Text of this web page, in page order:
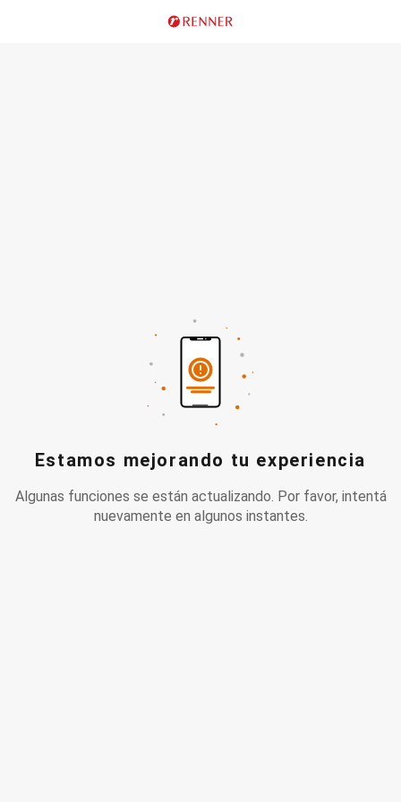
Estamos mejorando tu experiencia
Algunas funciones se están actualizando. Por favor, intentá
nuevamente en algunos instantes.